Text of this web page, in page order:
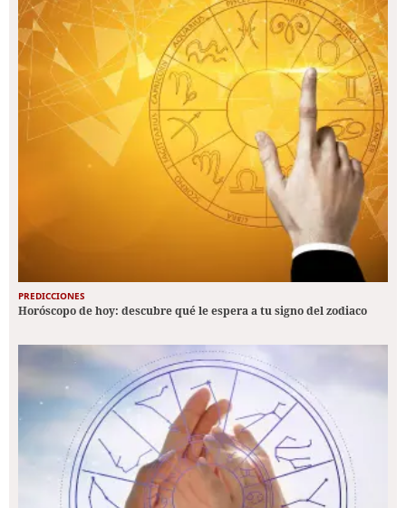
PREDICCIONES
Horóscopo de hoy: descubre qué le espera a tu signo del zodiaco